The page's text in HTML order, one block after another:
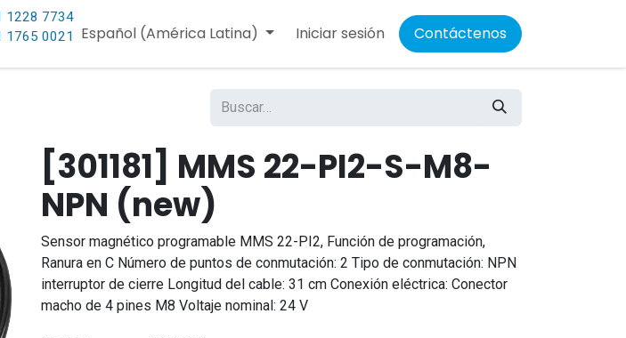
1228 7734
1765 0021 Español (América Latina) Iniciar sesión Contáctenos
[301181] MMS 22-PI2-S-M8-
NPN (new)
Sensor magnético programable MMS 22-PI2, Función de programación,
Ranura en C Número de puntos de conmutación: 2 Tipo de conmutación: NPN
interruptor de cierre Longitud del cable: 31 cm Conexión eléctrica: Conector
macho de 4 pines M8 Voltaje nominal: 24 V